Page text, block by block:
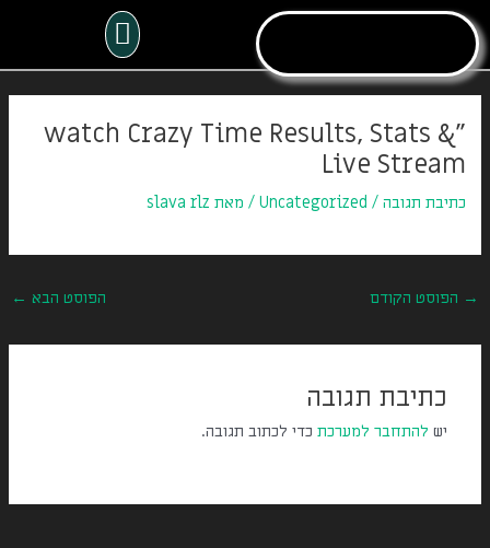
דילוג
לתוכן
תפריט
"watch Crazy Time Results, Stats &
Live Stream
כתיבת תגובה /
Uncategorized / מאת slava rlz
Post
→ הפוסט הקודם הפוסט הבא ←
כתיבת תגובה
יש להתחבר למערכת כדי לכתוב תגובה.